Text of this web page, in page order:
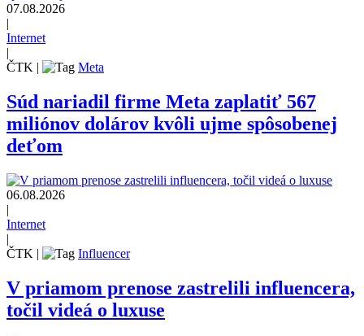
07.08.2026
|
Internet
|
ČTK | Meta
Súd nariadil firme Meta zaplatiť 567
miliónov dolárov kvôli ujme spôsobenej
deťom
06.08.2026
|
Internet
|
ČTK | Influencer
V priamom prenose zastrelili influencera,
točil videá o luxuse